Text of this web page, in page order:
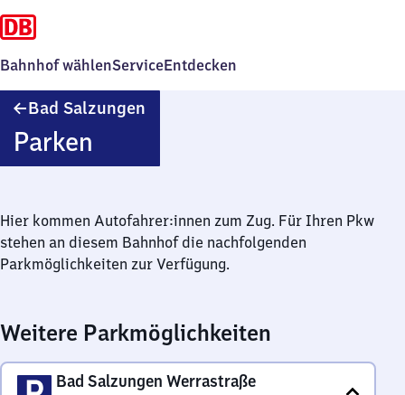
Bahnhof wählenServiceEntdecken
Bad Salzungen
Parken
Hier kommen Autofahrer:innen zum Zug. Für Ihren Pkw
stehen an diesem Bahnhof die nachfolgenden
Parkmöglichkeiten zur Verfügung.
Weitere Parkmöglichkeiten
Bad Salzungen Werrastraße